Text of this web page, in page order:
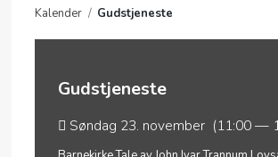
KALENDER
Kalender / Gudstjeneste
Gudstjeneste
Søndag 23. november (11:00 —